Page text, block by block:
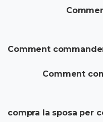
Comment
Comment
compra la sposa per